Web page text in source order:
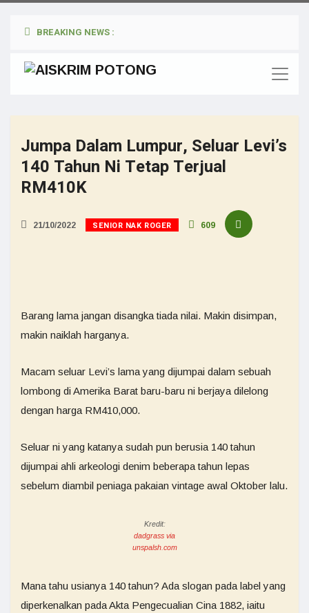
BREAKING NEWS :
Jumpa Dalam Lumpur, Seluar Levi’s
140 Tahun Ni Tetap Terjual
RM410K
21/10/2022 SENIOR NAK ROGER 609
Barang lama jangan disangka tiada nilai. Makin disimpan,
makin naiklah harganya.
Macam seluar Levi’s lama yang dijumpai dalam sebuah
lombong di Amerika Barat baru-baru ni berjaya dilelong
dengan harga RM410,000.
Seluar ni yang katanya sudah pun berusia 140 tahun
dijumpai ahli arkeologi denim beberapa tahun lepas
sebelum diambil peniaga pakaian vintage awal Oktober lalu.
Kredit:
dadgrass via
unspalsh.com
Mana tahu usianya 140 tahun? Ada slogan pada label yang
diperkenalkan pada Akta Pengecualian Cina 1882, iaitu